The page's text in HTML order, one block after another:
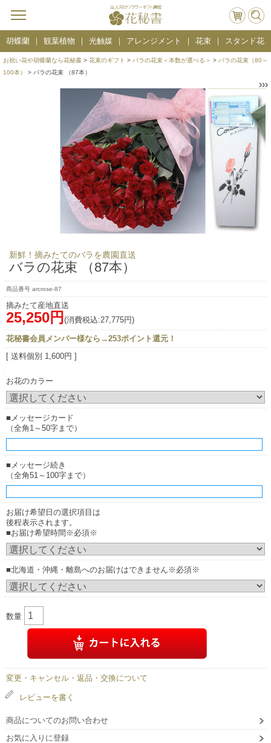
胡蝶蘭 観葉植物 光触媒 アレンジメント 花束 スタンド花
お祝い花や胡蝶蘭なら花秘書 > 花束のギフト > バラの花束＜本数が選べる＞ > バラの花束（80～
100本）
> バラの花束 （87本）
新鮮！摘みたてのバラを農園直送
バラの花束 （87本）
arcrose-87
摘みたて産地直送
25,250円 (消費税込:27,775円)
花秘書会員メンバー様なら→253ポイント還元！
[ 送料個別 1,600円 ]
お花のカラー
■メッセージカード
（全角1～50字まで）
■メッセージ続き
（全角51～100字まで）
お届け希望日の選択項目は
後程表示されます。
■お届け希望時間※必須※
■北海道・沖縄・離島へのお届けはできません※必須※
数量
変更・キャンセル・返品・交換について
レビューを書く
商品についてのお問い合わせ
お気に入りに登録